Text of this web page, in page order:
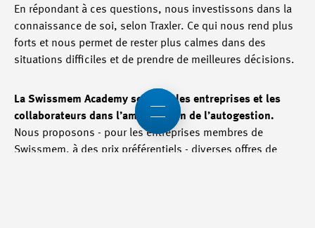
En répondant à ces questions, nous investissons dans la
connaissance de soi, selon Traxler. Ce qui nous rend plus
forts et nous permet de rester plus calmes dans des
situations difficiles et de prendre de meilleures décisions.
La Swissmem Academy soutient les entreprises et les
collaborateurs dans l’amélioration de l’autogestion.
Nous proposons - pour les entreprises membres de
Swissmem, à des prix préférentiels - diverses offres de